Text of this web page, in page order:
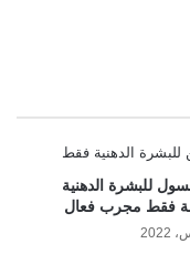
للبشرة الدهنية
فقط مجرب فعال